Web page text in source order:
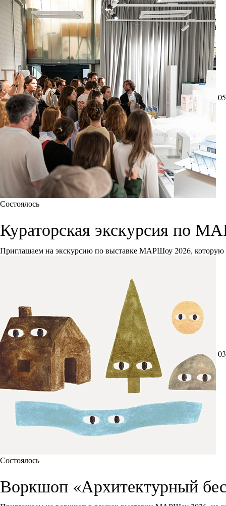
Состоялось
Кураторская экскурсия по
Приглашаем на экскурсию по выставке МАРШоу 2026, которую
Состоялось
Воркшоп «Архитектурный